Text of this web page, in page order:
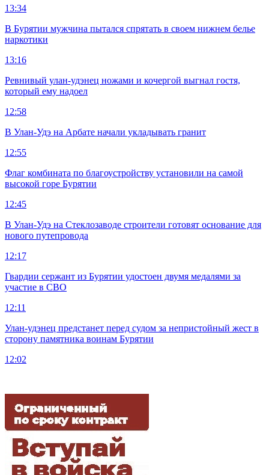
13:34
В Бурятии мужчина пытался спрятать в своем нижнем белье
наркотики
13:16
Ревнивый улан-удэнец ножами и кочергой выгнал гостя,
который ему надоел
12:58
В Улан-Удэ на Арбате начали укладывать гранит
12:55
Флаг комбината по благоустройству установили на самой
высокой горе Бурятии
12:45
В Улан-Удэ на Стеклозаводе строители готовят основание для
нового путепровода
12:17
Гвардии сержант из Бурятии удостоен двумя медалями за
участие в СВО
12:11
Улан-удэнец предстанет перед судом за непристойный жест в
сторону памятника воинам Бурятии
12:02